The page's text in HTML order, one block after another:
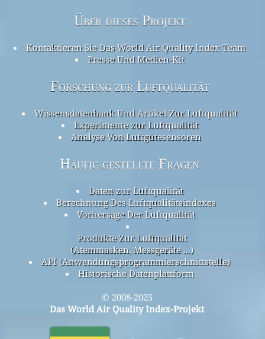
Über dieses Projekt
Kontaktieren Sie Das World Air Quality Index Team
Presse Und Medien-Kit
Forschung zur Luftqualität
Wissensdatenbank Und Artikel Zur Luftqualität
Experimente zur Luftqualität
Analyse Von Luftgütesensoren
Häufig gestellte Fragen
Daten zur Luftqualität
Berechnung Des Luftqualitätsindexes
Vorhersage Der Luftqualität
Produkte Zur Luftqualität
(Atemmasken, Messgeräte ...)
API (Anwendungsprogrammierschnittstelle)
Historische Datenplattform
© 2008-2025
Das World Air Quality Index-Projekt